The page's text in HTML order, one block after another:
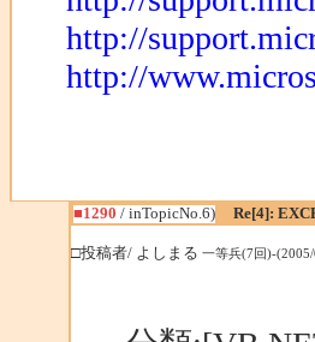
http://
http://
■1290 / inTopicNo.6) Re[4]:
□投稿者/ よしまる 一等兵(7回)-